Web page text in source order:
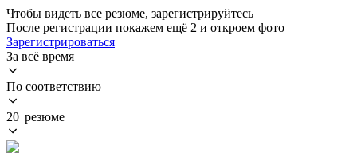
Чтобы видеть все резюме, зарегистрируйтесь
После регистрации покажем ещё 2 и откроем фото
Зарегистрироваться
За всё время
По соответствию
20 резюме